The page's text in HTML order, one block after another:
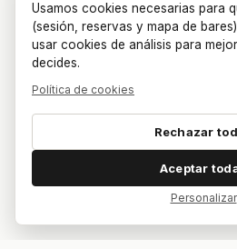
Usamos cookies necesarias para
(sesión, reservas y mapa de
usar cookies de análisis para
decides.
Política de cookies
Rechazar
Aceptar
Personalizar